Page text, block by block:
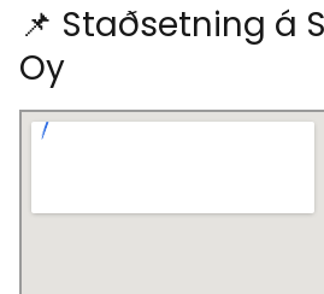
📌 Staðsetning á
Oy